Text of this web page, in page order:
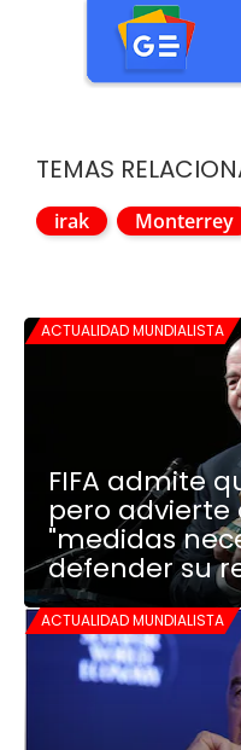
TEMAS
irak Monterrey
ACTUALIDAD MUNDIALISTA
FIFA admite
pero
"medidas
defender su
ACTUALIDAD MUNDIALISTA